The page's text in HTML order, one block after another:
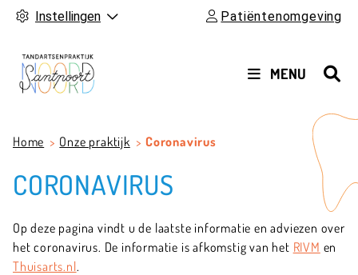
Instellingen Patiëntenomgeving
MENU
Home Onze praktijk Coronavirus
CORONAVIRUS
Op deze pagina vindt u de laatste informatie en adviezen over
het coronavirus. De informatie is afkomstig van het RIVM en
Thuisarts.nl.